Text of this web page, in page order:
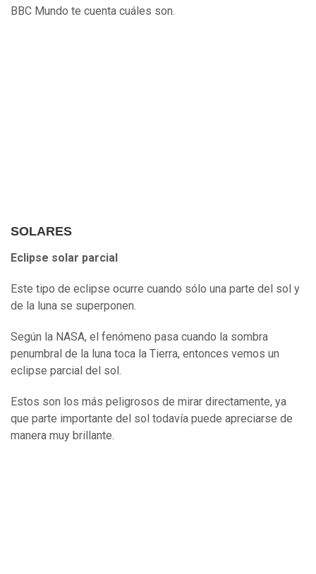
BBC Mundo te cuenta cuáles son.
SOLARES
Eclipse solar parcial
Este tipo de eclipse ocurre cuando sólo una parte del sol y
de la luna se superponen.
Según la NASA, el fenómeno pasa cuando la sombra
penumbral de la luna toca la Tierra, entonces vemos un
eclipse parcial del sol.
Estos son los más peligrosos de mirar directamente, ya
que parte importante del sol todavía puede apreciarse de
manera muy brillante.